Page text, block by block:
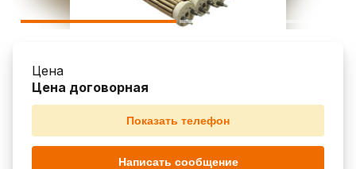
Цена
Цена договорная
Показать телефон
Написать сообщение